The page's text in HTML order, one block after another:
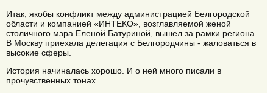
Итак, якобы конфликт между администрацией Белгородской
области и компанией «ИНТЕКО», возглавляемой женой
столичного мэра Еленой Батуриной, вышел за рамки региона.
В Москву приехала делегация с Белгородчины - жаловаться в
высокие сферы.
История начиналась хорошо. И о ней много писали в
прочувственных тонах.